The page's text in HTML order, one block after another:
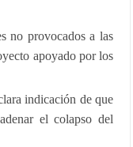
no provocados a las
apoyado por los
indicación de que
el colapso del